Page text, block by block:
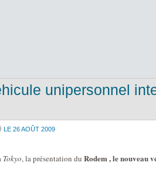
unipersonnel
LE 26 AOÛT 2009
Tokyo, la présentation du Rodem , le nouveau